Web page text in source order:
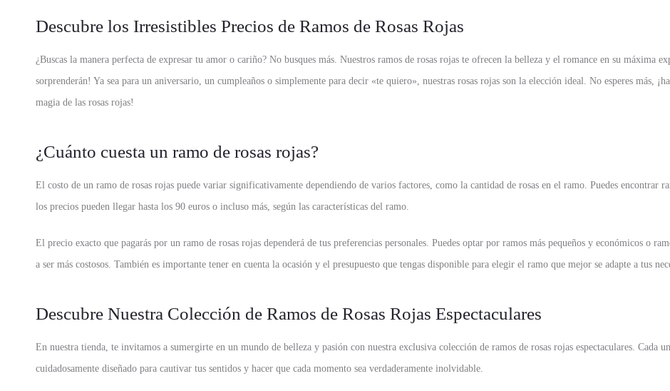
puedo más que recomendarlos a
envío y la amabilidad.
Descubre los Irresistibles Precios de Ramos de Rosas Rojas
¿Buscas la manera perfecta de expresar tu amor o cariño? No busques más. Nuestros ramos de rosas rojas te ofrecen la belleza y el romance en su máxima
sorprenderán! Ya sea para un aniversario, un cumpleaños o simplemente para decir «te quiero», nuestras rosas rojas son la elección ideal. No esperes más,
magia de las rosas rojas!
¿Cuánto cuesta un ramo de rosas rojas?
El costo de un ramo de rosas rojas puede variar significativamente dependiendo de varios factores, como la cantidad de rosas en el ramo. Puedes encontrar
los precios pueden llegar hasta los 90 euros o incluso más, según las características del ramo.
El precio exacto que pagarás por un ramo de rosas rojas dependerá de tus preferencias personales. Puedes optar por ramos más pequeños y económicos o
a ser más costosos. También es importante tener en cuenta la ocasión y el presupuesto que tengas disponible para elegir el ramo que mejor se adapte a tus
Descubre Nuestra Colección de Ramos de Rosas Rojas Espectaculares
En nuestra tienda, te invitamos a sumergirte en un mundo de belleza y pasión con nuestra exclusiva colección de ramos de rosas rojas espectaculares. Cada
cuidadosamente diseñado para cautivar tus sentidos y hacer que cada momento sea verdaderamente inolvidable.